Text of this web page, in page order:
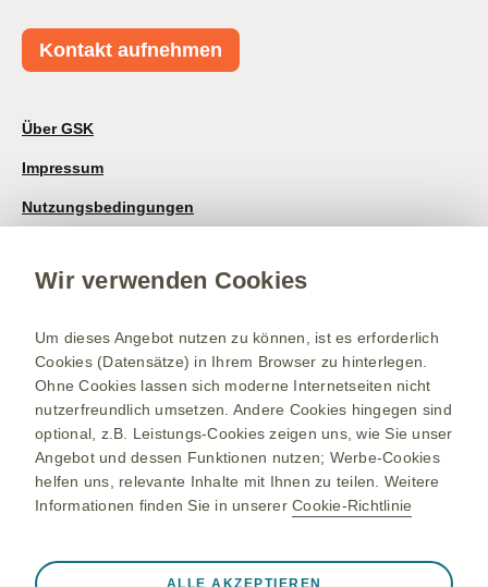
Kontakt aufnehmen
Über GSK
Impressum
Nutzungsbedingungen
Kontakt/Nebenwirkung melden
Bestellservice
Therapiegebiete
Meningokokken-Erkrankungen
Gürtelrose-Erkrankung
Onkologie
medizinischen Fachinformationen. Mit unserem E-Mail Service
Wir verwenden Cookies
Um dieses Angebot nutzen zu können, ist es erforderlich
Cookies (Datensätze) in Ihrem Browser zu hinterlegen.
Ohne Cookies lassen sich moderne Internetseiten nicht
nutzerfreundlich umsetzen. Andere Cookies hingegen sind
optional, z.B. Leistungs-Cookies zeigen uns, wie Sie unser
Angebot und dessen Funktionen nutzen; Werbe-Cookies
helfen uns, relevante Inhalte mit Ihnen zu teilen. Weitere
Informationen finden Sie in unserer Cookie-Richtlinie
Nur unbedingt erforderliche Cookies
ALLE AKZEPTIEREN